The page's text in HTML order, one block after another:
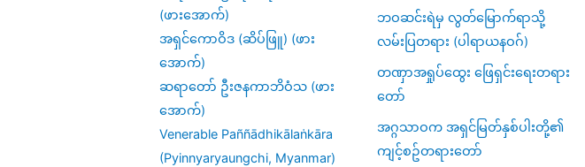
(ဖားအောက်)
အရှင်ကောဝိဒ (ဆိပ်ဖြူ) (ဖား
အောက်)
ဆရာတော် ဦးဇနကာဘိဝံသ (ဖား
အောက်)
Venerable Paññādhikālaṅkāra
(Pyinnyaryaungchi, Myanmar)
ဘဝဆင်းရဲမှ လွတ်မြောက်ရာသို့
လမ်းပြတရား (ပါရာယနဝဂ်)
တဏှာအရှုပ်ထွေး ဖြေရှင်းရေးတရား
တော်
အဂ္ဂသာဝက အရှင်မြတ်နှစ်ပါးတို့၏
ကျင့်စဥ်တရားတော်